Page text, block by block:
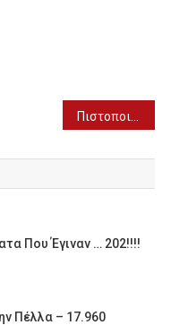
Που Έγιναν … 202!!!!
Πέλλα – 17.960